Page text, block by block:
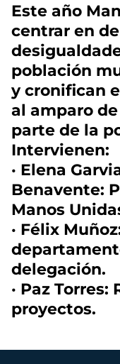
Este año
centrar en
población
y cronifican
al amparo
parte de la
Intervienen:
· Elena
Benavente:
Manos
· Félix
delegación.
· Paz Torres:
proyectos.